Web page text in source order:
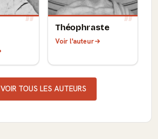
Théophraste
Voir l'auteur
VOIR TOUS LES AUTEURS